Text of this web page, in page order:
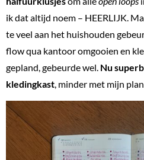
ik dat altijd noem – HEERLIJK.
te veel aan het huishouden
flow qua kantoor omgooien en
gepland, gebeurde wel. Nu
kledingkast, minder met mijn